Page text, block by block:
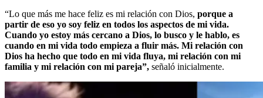
“Lo que más me hace feliz es mi relación con Dios, porque a
partir de eso yo soy feliz en todos los aspectos de mi vida.
Cuando yo estoy más cercano a Dios, lo busco y le hablo, es
cuando en mi vida todo empieza a fluir más. Mi relación con
Dios ha hecho que todo en mi vida fluya, mi relación con mi
familia y mi relación con mi pareja”, señaló inicialmente.